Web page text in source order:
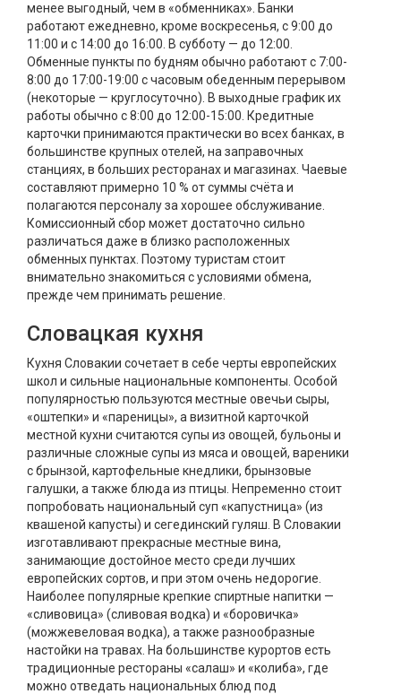
менее выгодный, чем в «обменниках». Банки
работают ежедневно, кроме воскресенья, с 9:00 до
11:00 и с 14:00 до 16:00. В субботу — до 12:00.
Обменные пункты по будням обычно работают с 7:00-
8:00 до 17:00-19:00 с часовым обеденным перерывом
(некоторые — круглосуточно). В выходные график их
работы обычно с 8:00 до 12:00-15:00. Кредитные
карточки принимаются практически во всех банках, в
большинстве крупных отелей, на заправочных
станциях, в больших ресторанах и магазинах. Чаевые
составляют примерно 10 % от суммы счёта и
полагаются персоналу за хорошее обслуживание.
Комиссионный сбор может достаточно сильно
различаться даже в близко расположенных
обменных пунктах. Поэтому туристам стоит
внимательно знакомиться с условиями обмена,
прежде чем принимать решение.
Словацкая кухня
Кухня Словакии сочетает в себе черты европейских
школ и сильные национальные компоненты. Особой
популярностью пользуются местные овечьи сыры,
«оштепки» и «пареницы», а визитной карточкой
местной кухни считаются супы из овощей, бульоны и
различные сложные супы из мяса и овощей, вареники
с брынзой, картофельные кнедлики, брынзовые
галушки, а также блюда из птицы. Непременно стоит
попробовать национальный суп «капустница» (из
квашеной капусты) и сегединский гуляш. В Словакии
изготавливают прекрасные местные вина,
занимающие достойное место среди лучших
европейских сортов, и при этом очень недорогие.
Наиболее популярные крепкие спиртные напитки —
«сливовица» (сливовая водка) и «боровичка»
(можжевеловая водка), а также разнообразные
настойки на травах. На большинстве курортов есть
традиционные рестораны «салаш» и «колиба», где
можно отведать национальных блюд под